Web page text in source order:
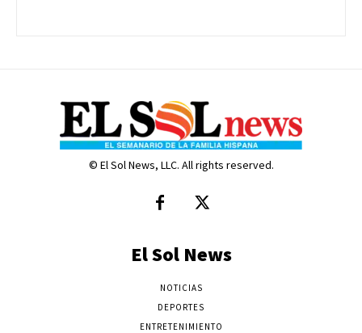
© El Sol News, LLC. All rights reserved.
El Sol News
NOTICIAS
DEPORTES
ENTRETENIMIENTO